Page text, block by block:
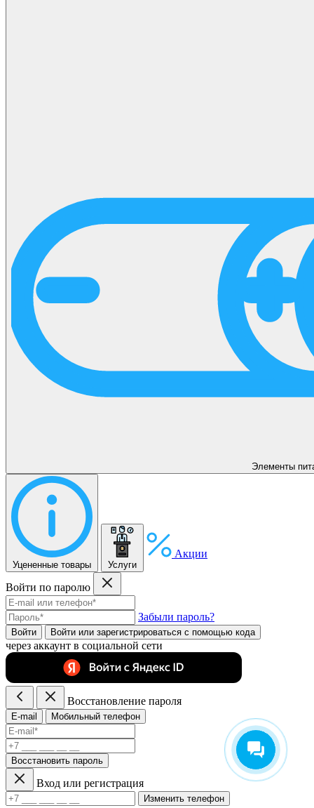
Элементы
Уцененные товары Услуги
Акции
Войти по паролю
Забыли пароль?
Войти Войти или зарегистрироватьcя с помощью кода
через аккаунт в социальной сети
Восстановление пароля
E-mail Мобильный телефон
Восстановить пароль
Вход или регистрация
Изменить телефон